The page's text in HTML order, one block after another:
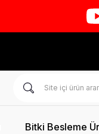
Bitki Besleme